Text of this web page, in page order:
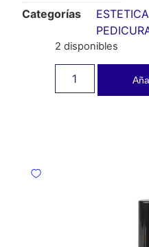
Categorías
ESTETICA
2 disponibles